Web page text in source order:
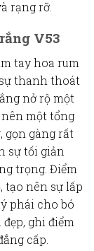
rạng rỡ.
V53
tay hoa rum
thanh thoát
nở rộ một
một tổng
gọn gàng rất
sự tối giản
trọng. Điểm
tạo nên sự lấp
phái cho bó
, ghi điểm
cấp.